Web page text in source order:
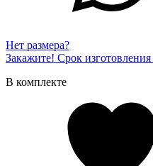
Нет размера?
Закажите! Срок
В комплекте